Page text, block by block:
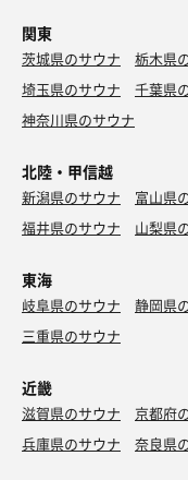
関東
茨城県のサウナ 栃木県
埼玉県のサウナ
千葉県
神奈川県のサウナ
北陸・甲信越
新潟県のサウナ 富山県
福井県のサウナ
山梨県
東海
岐阜県のサウナ 静岡県
三重県のサウナ
近畿
滋賀県のサウナ 京都府
兵庫県のサウナ
奈良県